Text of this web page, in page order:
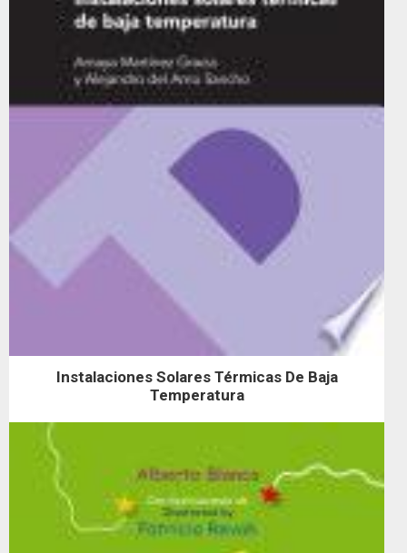
Instalaciones Solares Térmicas De Baja
Temperatura